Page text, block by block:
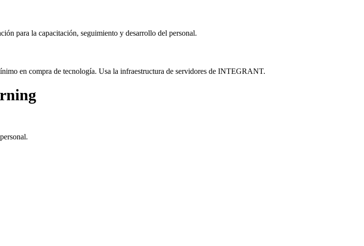
para la capacitación, seguimiento y desarrollo del personal.
en compra de tecnología. Usa la infraestructura de servidores de INTEGRANT.